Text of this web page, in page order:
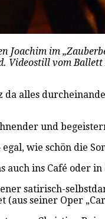
Joachim im
Videostill vom Ballett
alles
und
wie schön die
auch ins Café oder
satirisch-
(aus seiner Oper